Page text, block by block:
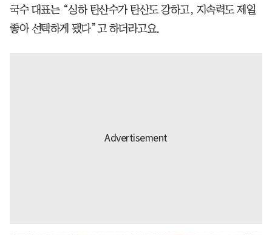
국수 대표는 “싱하 탄산수가 탄산도 강하고, 지속력도 제일
좋아 선택하게 됐다”고 하더라고요.